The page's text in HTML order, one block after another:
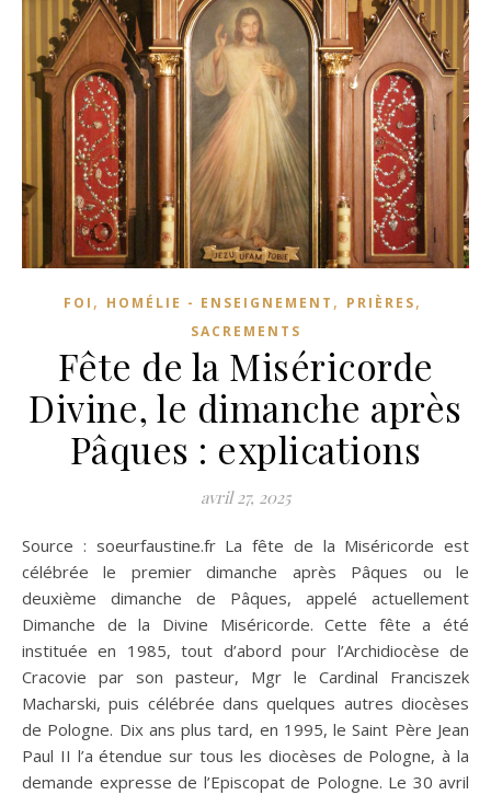
FOI , HOMÉLIE - ENSEIGNEMENT , PRIÈRES,
SACREMENTS
Fête de la Miséricorde
Divine, le dimanche après
Pâques : explications
avril 27, 2025
Source : soeurfaustine.fr La fête de la Miséricorde est
célébrée le premier dimanche après Pâques ou le
deuxième dimanche de Pâques, appelé actuellement
Dimanche de la Divine Miséricorde. Cette fête a été
instituée en 1985, tout d’abord pour l’Archidiocèse de
Cracovie par son pasteur, Mgr le Cardinal Franciszek
Macharski, puis célébrée dans quelques autres diocèses
de Pologne. Dix ans plus tard, en 1995, le Saint Père Jean
Paul II l’a étendue sur tous les diocèses de Pologne, à la
demande expresse de l’Episcopat de Pologne. Le 30 avril